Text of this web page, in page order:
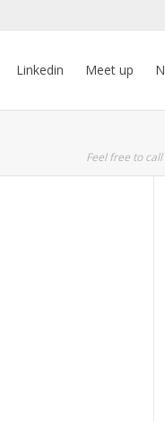
Linkedin Meet up
Feel free to call